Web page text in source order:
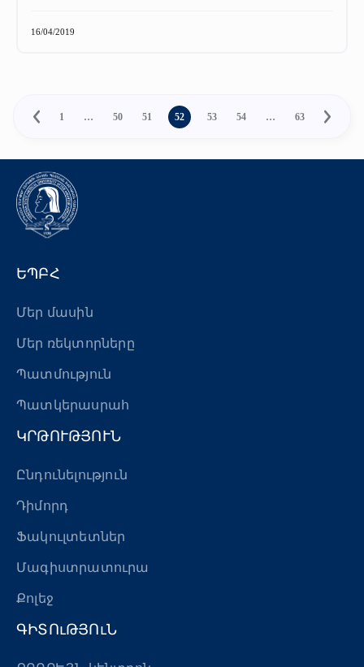
16/04/2019
1 … 50 51 52 53 54 … 63
ԵՊԲՀ
Մեր մասին
Մեր ռեկտորները
Պատմություն
Պատկերասրահ
ԿՐԹՈՒԹՅՈՒՆ
Ընդունելություն
Դիմորդ
Ֆակուլտետներ
Մագիստրատուրա
Քոլեջ
ԳԻՏՈւԹՅՈւՆ